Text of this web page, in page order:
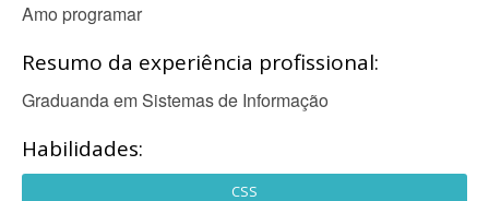
Amo programar
Resumo da experiência profissional:
Graduanda em Sistemas de Informação
Habilidades:
CSS